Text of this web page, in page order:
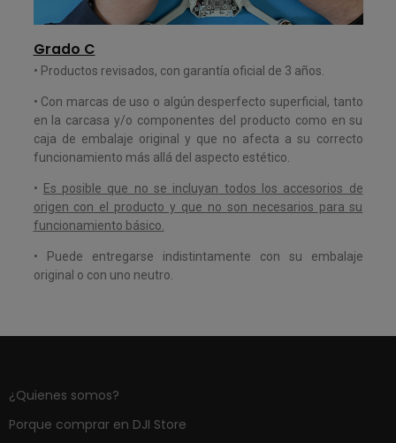
Grado C
• Productos revisados, con garantía oficial de 3 años.
• Con marcas de uso o algún desperfecto superficial, tanto
en la carcasa y/o componentes del producto como en su
caja de embalaje original y que no afecta a su correcto
funcionamiento más allá del aspecto estético.
• Es posible que no se incluyan todos los accesorios de
origen con el producto y que no son necesarios para su
funcionamiento básico.
•
Puede entregarse indistintamente con su embalaje
original o con uno neutro.
¿Quienes somos?
Porque comprar en DJI Store